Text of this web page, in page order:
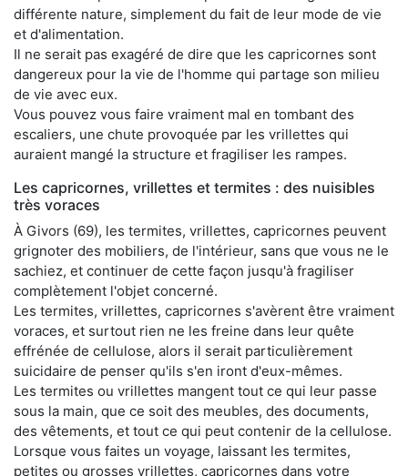
différente nature, simplement du fait de leur mode de vie
et d'alimentation.
Il ne serait pas exagéré de dire que les capricornes sont
dangereux pour la vie de l'homme qui partage son milieu
de vie avec eux.
Vous pouvez vous faire vraiment mal en tombant des
escaliers, une chute provoquée par les vrillettes qui
auraient mangé la structure et fragiliser les rampes.
Les capricornes, vrillettes et termites : des nuisibles
très voraces
À Givors (69), les termites, vrillettes, capricornes peuvent
grignoter des mobiliers, de l'intérieur, sans que vous ne le
sachiez, et continuer de cette façon jusqu'à fragiliser
complètement l'objet concerné.
Les termites, vrillettes, capricornes s'avèrent être vraiment
voraces, et surtout rien ne les freine dans leur quête
effrénée de cellulose, alors il serait particulièrement
suicidaire de penser qu'ils s'en iront d'eux-mêmes.
Les termites ou vrillettes mangent tout ce qui leur passe
sous la main, que ce soit des meubles, des documents,
des vêtements, et tout ce qui peut contenir de la cellulose.
Lorsque vous faites un voyage, laissant les termites,
petites ou grosses vrillettes, capricornes dans votre